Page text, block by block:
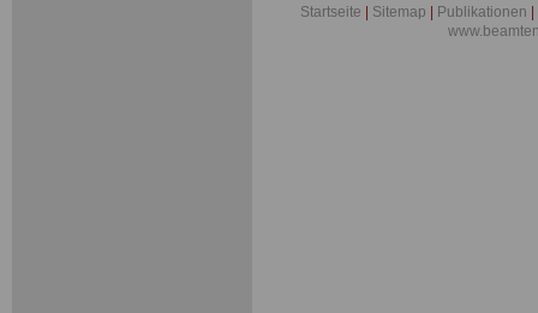
Startseite Sitemap Publikationen